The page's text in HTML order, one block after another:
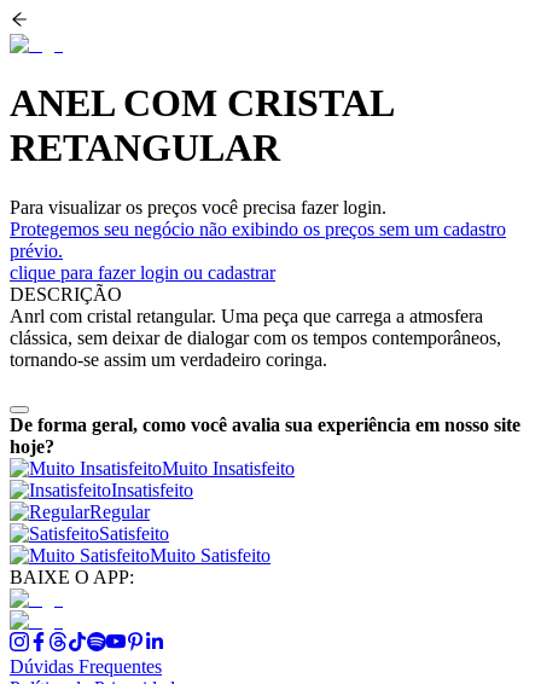
ANEL COM CRISTAL
RETANGULAR
Para visualizar os preços você precisa fazer login.
Protegemos seu negócio não exibindo os preços sem um cadastro
prévio.
clique para fazer login ou cadastrar
DESCRIÇÃO
Anrl com cristal retangular. Uma peça que carrega a atmosfera
clássica, sem deixar de dialogar com os tempos contemporâneos,
tornando-se assim um verdadeiro coringa.
De forma geral, como você avalia sua experiência em nosso site
hoje?
Muito Insatisfeito
Insatisfeito
Regular
Satisfeito
Muito Satisfeito
BAIXE O APP:
Dúvidas Frequentes